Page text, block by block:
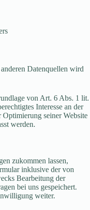
Datenquellen wird
von Art. 6 Abs. 1 lit.
Interesse an der
seiner Website
werden.
zukommen lassen,
inklusive der von
Bearbeitung der
bei uns gespeichert.
weiter.